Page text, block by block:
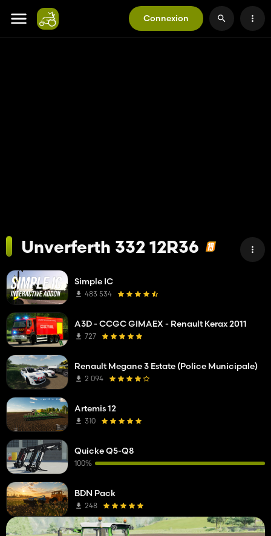
Connexion
Unverferth 332 12R36
Simple IC
483 534
A3D - CCGC GIMAEX - Renault Kerax 2011
727
Renault Megane 3 Estate (Police Municipale)
2 094
Artemis 12
310
Quicke Q5-Q8
100%
BDN Pack
248